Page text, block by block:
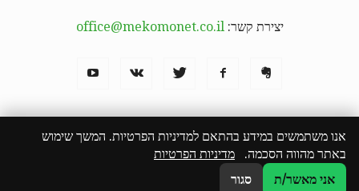
יצירת קשר:office@mekomonet.co.il
מחפשים כותבים פרסמו אצלנו פרסום תוכן שיווקי
© כל הזכויות שמורות לפורטל האוכל MEATVIBE
אנו משתמשים במידע בהתאם למדיניות הפרטיות. המשך שימוש
באתר מהווה הסכמה. מדיניות הפרטיות
אני מאשר/ת
סגור